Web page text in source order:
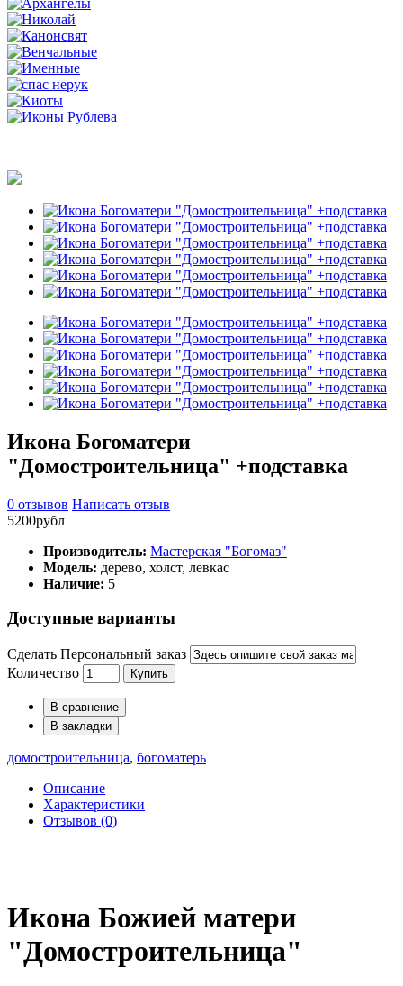
Икона Богоматери
"Домостроительница" +подставка
0 отзывов Написать отзыв
5200рубл
Производитель: Мастерская "Богомаз"
Модель: дерево, холст, левкас
Наличие: 5
Доступные варианты
Сделать Персональный заказ
Количество
Купить
В сравнение
В закладки
домостроительница, богоматерь
Описание
Характеристики
Отзывов (0)
Икона Божией матери
"Домостроительница"